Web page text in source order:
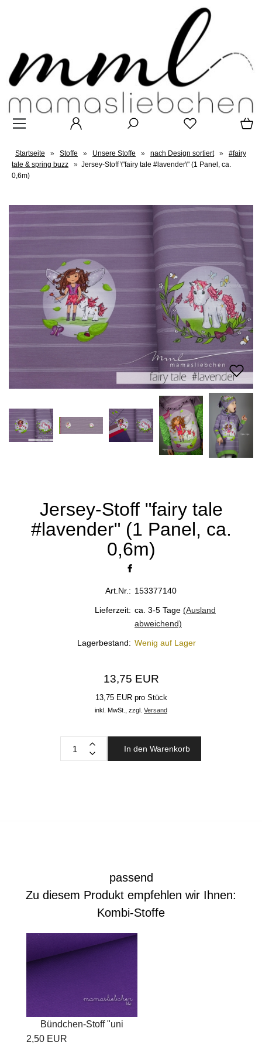
Startseite » Stoffe » Unsere Stoffe » nach Design sortiert »
#fairy
tale & spring buzz
» Jersey-Stoff \"fairy tale #lavender\" (1 Panel, ca.
0,6m)
Jersey-Stoff "fairy tale
#lavender" (1 Panel, ca.
0,6m)
Art.Nr.: 153377140
Lieferzeit: ca. 3-5 Tage (Ausland
abweichend)
Lagerbestand: Wenig auf Lager
13,75 EUR
13,75 EUR pro Stück
inkl. MwSt., zzgl. Versand
In den Warenkorb
passend
Zu diesem Produkt empfehlen wir Ihnen:
Kombi-Stoffe
Bündchen-Stoff "uni
2,50 EUR